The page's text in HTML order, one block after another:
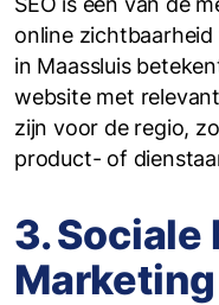
online
in Maassluis
website met
zijn voor de regio,
product- of
3. Sociale